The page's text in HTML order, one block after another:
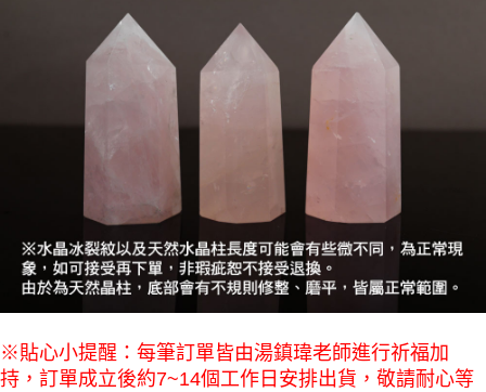
※貼心小提醒：每筆訂單皆由湯鎮瑋老師進行祈福加
持，訂單成立後約7~14個工作日安排出貨，敬請耐心等